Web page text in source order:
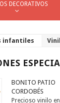
DECORATIVOS
infantiles
BONITO PATIO
CORDOBÉS
Precioso vinilo